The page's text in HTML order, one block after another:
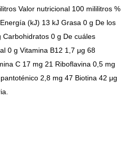
Valor nutricional 100 mililitros %
(kJ) 13 kJ Grasa 0 g De los
0 g De cuáles
0 g Vitamina B12 1,7 μg 68
C 17 mg 21 Riboflavina 0,5 mg
2,8 mg 47 Biotina 42 μg